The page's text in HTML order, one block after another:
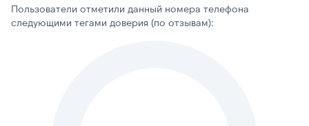
Пользователи отметили данный номера телефона
следующими тегами доверия (по отзывам):